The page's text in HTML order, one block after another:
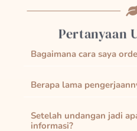
Pertanyaan
Bagaimana cara saya
Berapa lama
Setelah undangan jadi
informasi?